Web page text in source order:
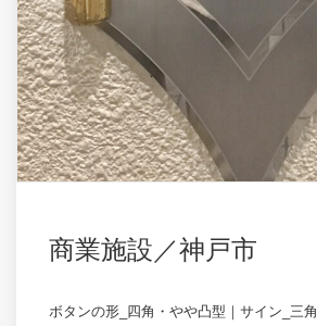
商業施設／神戸市
ボタンの形_四角・やや凸型｜サイン_三角